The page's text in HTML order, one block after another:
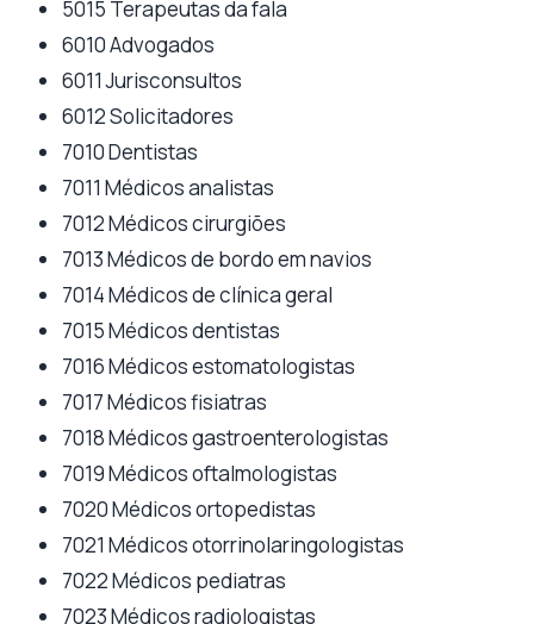
5015 Terapeutas da fala
6010 Advogados
6011 Jurisconsultos
6012 Solicitadores
7010 Dentistas
7011 Médicos analistas
7012 Médicos cirurgiões
7013 Médicos de bordo em navios
7014 Médicos de clínica geral
7015 Médicos dentistas
7016 Médicos estomatologistas
7017 Médicos fisiatras
7018 Médicos gastroenterologistas
7019 Médicos oftalmologistas
7020 Médicos ortopedistas
7021 Médicos otorrinolaringologistas
7022 Médicos pediatras
7023 Médicos radiologistas